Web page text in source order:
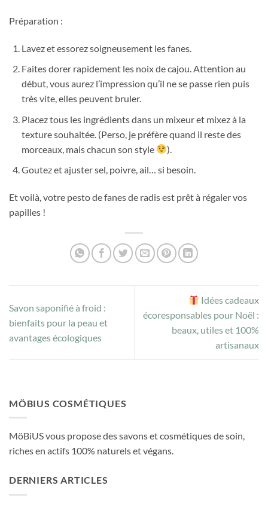
Préparation :
Lavez et essorez soigneusement les fanes.
Faites dorer rapidement les noix de cajou. Attention au
début, vous aurez l’impression qu’il ne se passe rien puis
très vite, elles peuvent bruler.
Placez tous les ingrédients dans un mixeur et mixez à la
texture souhaitée. (Perso, je préfère quand il reste des
morceaux, mais chacun son style
).
Goutez et ajuster sel, poivre, ail… si besoin.
Et voilà, votre pesto de fanes de radis est prêt à régaler vos
papilles !
Savon saponifié à froid :
bienfaits pour la peau et
avantages écologiques
Idées cadeaux
écoresponsables pour Noël :
beaux, utiles et 100%
artisanaux
MÖBIUS COSMÉTIQUES
MöBiUS vous propose des savons et cosmétiques de soin,
riches en actifs 100% naturels et végans.
DERNIERS ARTICLES